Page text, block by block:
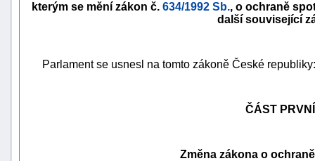
kterým se mění zákon č. 634/1992 Sb., o ochraně
další související
Parlament se usnesl na tomto zákoně České republiky:
ČÁST PRVNÍ
Změna zákona o
náhrady